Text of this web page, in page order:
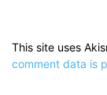
This site uses
comment data is